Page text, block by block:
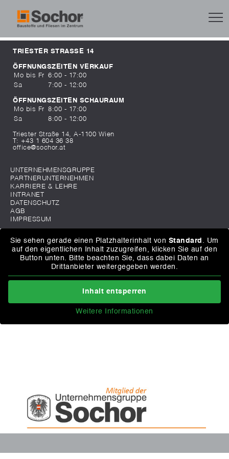
TRIESTER STRASSE 14
ÖFFNUNGSZEITEN VERKAUF
Mo bis Fr
6:00 - 17:00
Sa
7:00 - 12:00
ÖFFNUNGSZEITEN SCHAURAUM
Mo bis Fr
8:00 - 17:00
Sa
8:00 - 12:00
Triester Straße 14, A-1100 Wien
T: +43 1 604 36 38
office@sochor.at
UNTERNEHMENSGRUPPE
PARTNERUNTERNEHMEN
KARRIERE & LEHRE
INTRANET
DATENSCHUTZ
AGB
IMPRESSUM
Sie sehen gerade einen Platzhalterinhalt von Standard . Um
auf den eigentlichen Inhalt zuzugreifen, klicken Sie auf den
Button unten. Bitte beachten Sie, dass dabei Daten an
Drittanbieter weitergegeben werden.
Inhalt entsperren
Weitere Informationen